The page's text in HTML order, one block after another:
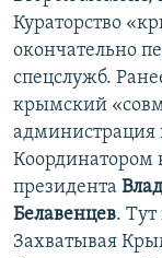
Кураторство
окончательно
спецслужб.
крымский
администрация
Координатором
президента
Белавенцев. Тут
Захватывая